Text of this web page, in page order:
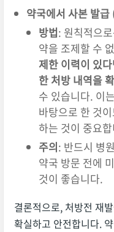
약국에서 사본 발
방법: 원칙적으
약을 조제할 수
제한 이력이 있
한 처방 내역을
수 있습니다. 이
바탕으로 한 것
하는 것이 중요
주의: 반드시 병
약국 방문 전에
것이 좋습니다.
결론적으로, 처방전 재
확실하고 안전합니다.